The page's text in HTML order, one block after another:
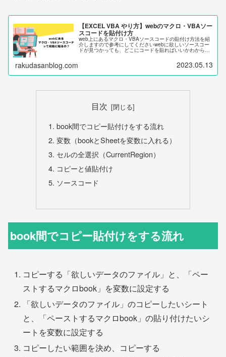
【EXCEL VBA やり方】webのマクロ・VBAソー
スコードを貼付け方
web上にあるマクロ・VBAソースコードの貼付け方法を紹
介しますので参考にしてくださいwebに欲しいソースコー
ドが見つかっても、どこにコードを貼ればいいかわからな
い方に向けての記事になりますこの記事で理解できること
rakudasanblog.com 2023.05.13
目次
book間でコピー貼付けをする流れ
変数（bookとSheetを変数に入れる）
セルの全選択（CurrentRegion）
コピーと値貼付け
ソースコード
book間でコピー貼付けをする流れ
コピーする「欲しいデータのファイル」と、「ペー
ストするマクロbook」を変数に設定する
「欲しいデータのファイル」のコピーしたいシート
と、「ペーストするマクロbook」の貼り付けたいシ
ートを変数に設定する
コピーしたい範囲を決め、コピーする